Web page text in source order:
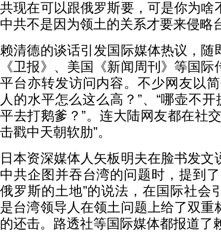
共现在可以跟俄罗斯要，可是你为啥
中共不是因为领土的关系才要来侵略
赖清德的谈话引发国际媒体热议，随
《卫报》、美国《新闻周刊》等国
平台亦转发访问内容。不少网友以
人的水平怎么这么高？”、“哪壶不开
平去打鹅爹？”。连大陆网友都在社
击戳中天朝软肋”。
日本资深媒体人矢板明夫在脸书发文
中共企图并吞台湾的问题时，提到
俄罗斯的土地”的说法，在国际社会
是台湾领导人在领土问题上给了双重
的还击。路透社等国际媒体都报道了